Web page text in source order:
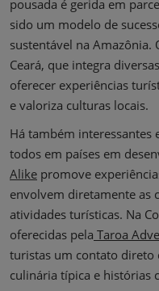
pousada é gerida em
sido um modelo de
sustentável na Amazônia.
Ceará, que integra
oferecer experiências
e valoriza culturas locais.
Há também interessantes
todos em países em
Alike promove
envolvem diretamente as
atividades turísticas. Na
oferecidas pela Taroa
turistas um contato direto
culinária típica e histórias